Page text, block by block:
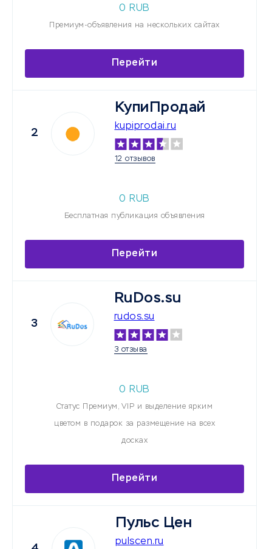
0 RUB
Премиум-объявления на нескольких сайтах
Перейти
2
КупиПродай
kupiprodai.ru
12 отзывов
0 RUB
Бесплатная публикация объявления
Перейти
3
RuDos.su
rudos.su
3 отзыва
0 RUB
Статус Премиум, VIP и выделение ярким
цветом в подарок за размещение на всех
досках
Перейти
Пульс Цен
pulscen.ru